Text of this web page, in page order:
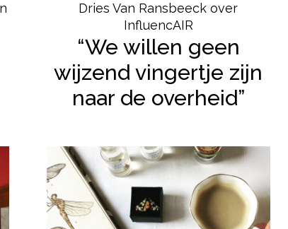
Dries Van Ransbeeck over
InfluencAIR
“We willen geen
wijzend vingertje zijn
naar de overheid”